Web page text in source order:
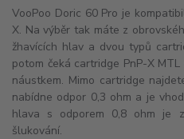
VooPoo Doric 60 Pro je
X. Na výběr tak máte z
žhavících hlav a dvou typů
potom čeká cartridge PnP-X
náustkem. Mimo cartridge
nabídne odpor 0,3 ohm a je
hlava s odporem 0,8 ohm je
šlukování.